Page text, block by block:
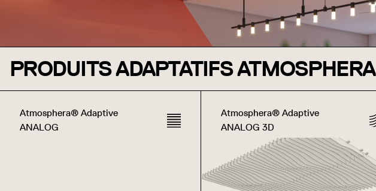
PRODUITS ADAPTATIFS ATMOSPHERA
Atmosphera® Adaptive
ANALOG
Atmosphera® Adaptive
ANALOG 3D